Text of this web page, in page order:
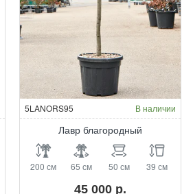
5LANORS95 В наличии
Лавр благородный
200 см 65 см 50 см 39 см
45 000 р.